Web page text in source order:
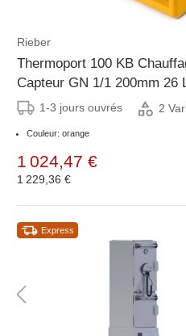
Rieber
Thermoport 100 KB
Capteur GN 1/1 200mm 26
orange1-3 jours ouvrés 2
Couleur: orange
1 024,47 €
1 229,36 €
Express